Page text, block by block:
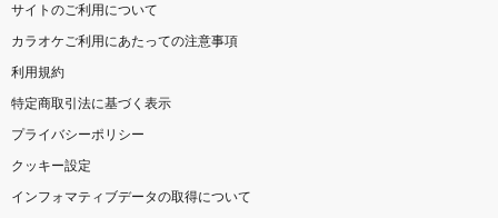
サイトのご利用について
カラオケご利用にあたっての注意事項
利用規約
特定商取引法に基づく表示
プライバシーポリシー
クッキー設定
インフォマティブデータの取得について